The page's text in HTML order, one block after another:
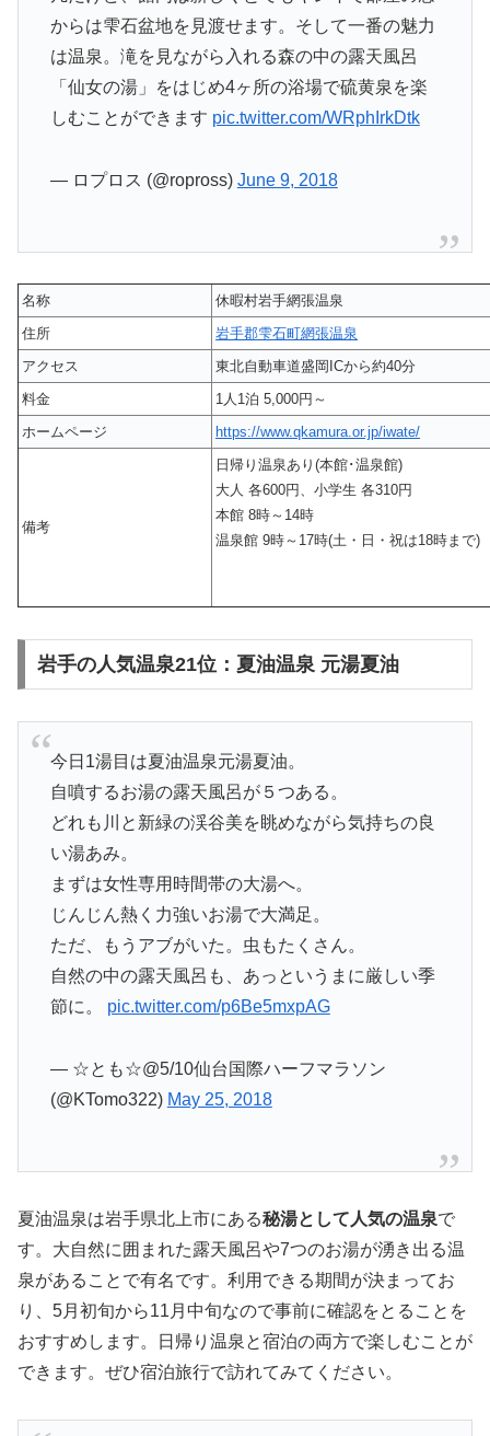
からは雫石盆地を見渡せます。そして一番の魅力
は温泉。滝を見ながら入れる森の中の露天風呂
「仙女の湯」をはじめ4ヶ所の浴場で硫黄泉を楽
しむことができます pic.twitter.com/WRphIrkDtk
— ロプロス (@ropross) June 9, 2018
名称
休暇村岩手網張温泉
住所
岩手郡雫石町網張温泉
アクセス
東北自動車道盛岡ICから約40分
料金
1人1泊 5,000円～
ホームページ
https://www.qkamura.or.jp/iwate/
備考
日帰り温泉あり(本館･温泉館)
大人 各600円、小学生 各310円
本館 8時～14時
温泉館 9時～17時(土・日・祝は18時まで)
岩手の人気温泉21位：夏油温泉 元湯夏油
今日1湯目は夏油温泉元湯夏油。
自噴するお湯の露天風呂が５つある。
どれも川と新緑の渓谷美を眺めながら気持ちの良
い湯あみ。
まずは女性専用時間帯の大湯へ。
じんじん熱く力強いお湯で大満足。
ただ、もうアブがいた。虫もたくさん。
自然の中の露天風呂も、あっというまに厳しい季
節に。 pic.twitter.com/p6Be5mxpAG
— ☆とも☆@5/10仙台国際ハーフマラソン
(@KTomo322) May 25, 2018
夏油温泉は岩手県北上市にある秘湯として人気の温泉で
す。大自然に囲まれた露天風呂や7つのお湯が湧き出る温
泉があることで有名です。利用できる期間が決まってお
り、5月初旬から11月中旬なので事前に確認をとることを
おすすめします。日帰り温泉と宿泊の両方で楽しむことが
できます。ぜひ宿泊旅行で訪れてみてください。